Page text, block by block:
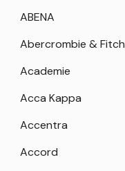
ABENA
Abercrombie & Fitch
Academie
Acca Kappa
Accentra
Accord